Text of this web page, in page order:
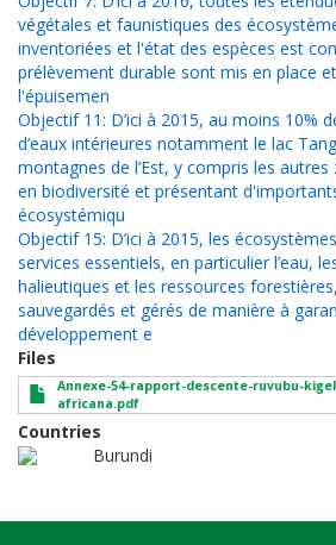
végétales et faunistiques des
inventoriées et l'état des espèces est
prélèvement durable sont mis en place
l'épuisemen
Objectif 11: D’ici à 2015, au moins 10%
d’eaux intérieures notamment le lac
montagnes de l’Est, y compris les
en biodiversité et présentant
écosystémiqu
Objectif 15: D’ici à 2015, les
services essentiels, en particulier l’eau,
halieutiques et les ressources
sauvegardés et gérés de manière à
développement e
Files
Annexe-54-rapport-descente-ruvubu-
africana.pdf
Countries
Burundi